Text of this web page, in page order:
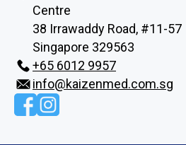
Centre
38 Irrawaddy Road, #11-57
Singapore 329563
+65‎‎ 6012‎‎ 9957
info@kaizenmed.com.sg